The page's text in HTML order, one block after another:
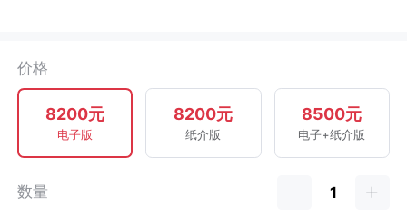
价格
8200元
电子版
8200元
纸介版
8500元
电子+纸介版
数量